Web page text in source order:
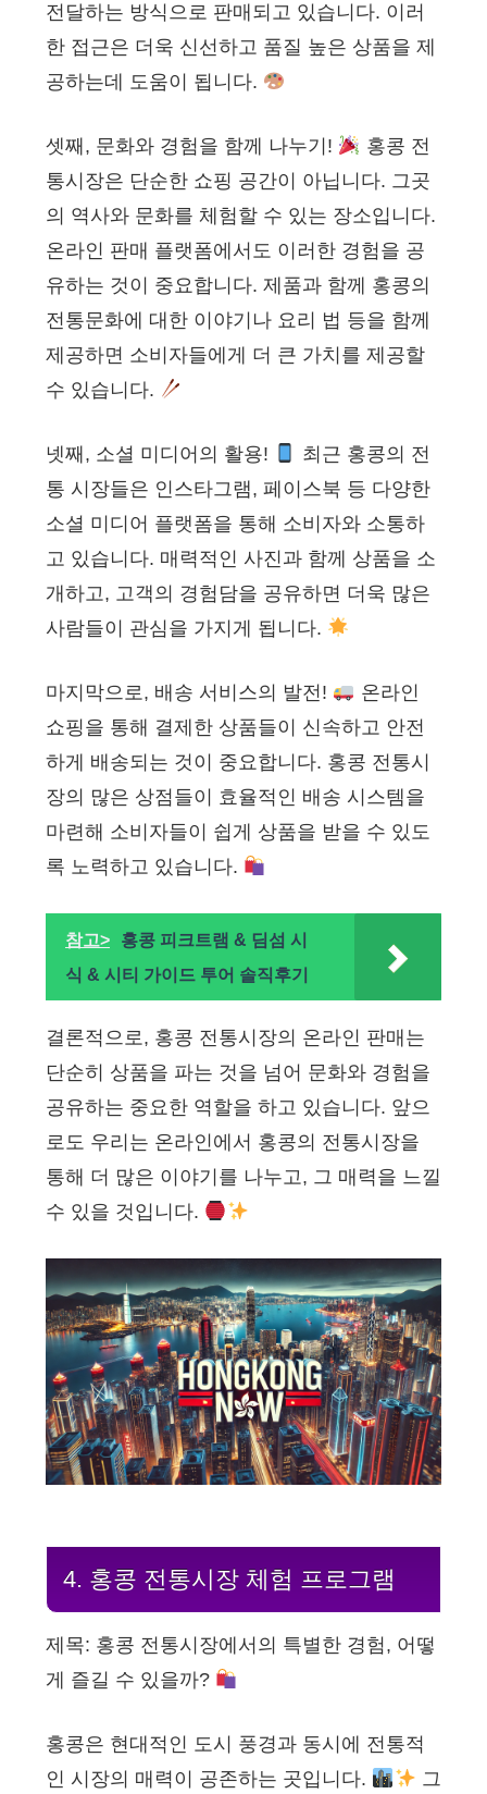
전달하는 방식으로 판매되고 있습니다. 이러
한 접근은 더욱 신선하고 품질 높은 상품을 제
공하는데 도움이 됩니다.
셋째, 문화와 경험을 함께 나누기!
홍콩 전
통시장은 단순한 쇼핑 공간이 아닙니다. 그곳
의 역사와 문화를 체험할 수 있는 장소입니다.
온라인 판매 플랫폼에서도 이러한 경험을 공
유하는 것이 중요합니다. 제품과 함께 홍콩의
전통문화에 대한 이야기나 요리 법 등을 함께
제공하면 소비자들에게 더 큰 가치를 제공할
수 있습니다.
넷째, 소셜 미디어의 활용!
최근 홍콩의 전
통 시장들은 인스타그램, 페이스북 등 다양한
소셜 미디어 플랫폼을 통해 소비자와 소통하
고 있습니다. 매력적인 사진과 함께 상품을 소
개하고, 고객의 경험담을 공유하면 더욱 많은
사람들이 관심을 가지게 됩니다.
마지막으로, 배송 서비스의 발전!
온라인
쇼핑을 통해 결제한 상품들이 신속하고 안전
하게 배송되는 것이 중요합니다. 홍콩 전통시
장의 많은 상점들이 효율적인 배송 시스템을
마련해 소비자들이 쉽게 상품을 받을 수 있도
록 노력하고 있습니다.
참고>
홍콩 피크트램 & 딤섬 시
식 & 시티 가이드 투어 솔직후기
결론적으로, 홍콩 전통시장의 온라인 판매는
단순히 상품을 파는 것을 넘어 문화와 경험을
공유하는 중요한 역할을 하고 있습니다. 앞으
로도 우리는 온라인에서 홍콩의 전통시장을
통해 더 많은 이야기를 나누고, 그 매력을 느낄
수 있을 것입니다.
4. 홍콩 전통시장 체험 프로그램
제목: 홍콩 전통시장에서의 특별한 경험, 어떻
게 즐길 수 있을까?
홍콩은 현대적인 도시 풍경과 동시에 전통적
인 시장의 매력이 공존하는 곳입니다.
그